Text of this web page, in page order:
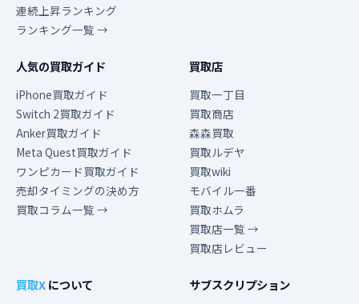
連続上昇ランキング
ランキング一覧 →
人気の買取ガイド
iPhone買取ガイド
Switch 2買取ガイド
Anker買取ガイド
Meta Quest買取ガイド
ワンピカード買取ガイド
売却タイミングの決め方
買取コラム一覧 →
買取店
買取一丁目
買取商店
森森買取
買取ルデヤ
買取wiki
モバイル一番
買取ホムラ
買取店一覧 →
買取店レビュー
買取Xについて サブスクリプション